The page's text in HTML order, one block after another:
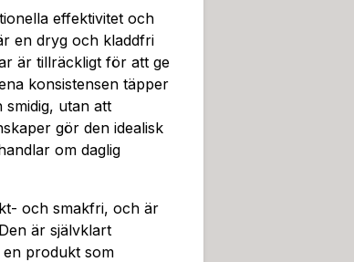
effektivitet och
en dryg och kladdfri
är tillräckligt för att ge
konsistensen täpper
utan att
gör den idealisk
om daglig
och smakfri, och är
är självklart
produkt som